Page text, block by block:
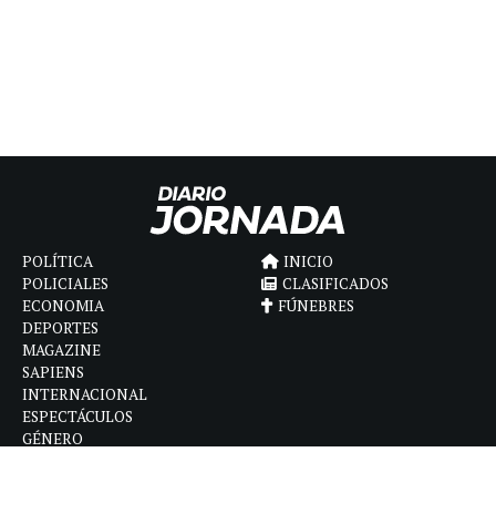
POLÍTICA
POLICIALES
ECONOMIA
DEPORTES
MAGAZINE
SAPIENS
INTERNACIONAL
ESPECTÁCULOS
GÉNERO
INICIO
CLASIFICADOS
FÚNEBRES